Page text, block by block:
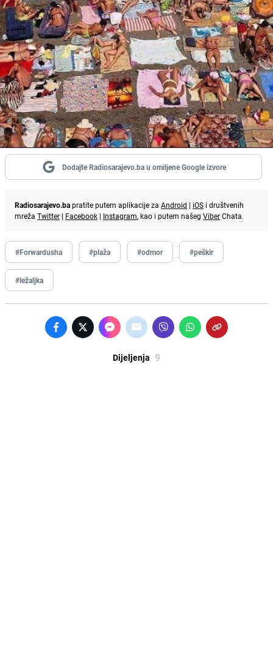
Dodajte Radiosarajevo.ba u omiljene Google izvore
Radiosarajevo.bapratite putem aplikacije za Android | iOS i društvenih
mreža Twitter | Facebook | Instagram, kao i putem našeg ViberChata.
#Forwardusha #plaža #odmor #peškir
#ležaljka
Dijeljenja 9